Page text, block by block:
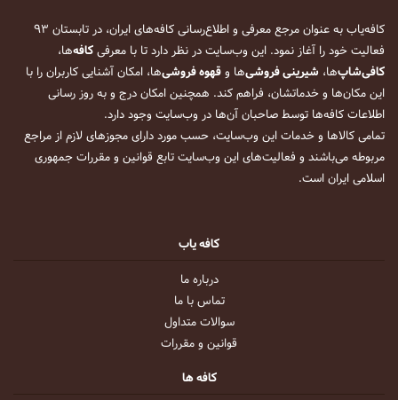
کافه‌یاب به عنوان مرجع معرفی و اطلاع‌رسانی کافه‌های ایران، در تابستان ۹۳
فعالیت خود را آغاز نمود. این وب‌سایت در نظر دارد تا با معرفیکافه‌ها،
کافی‌شاپ‌ها، شیرینی فروشی‌ها وقهوه فروشی‌ها، امکان آشنایی کاربران را با
این مکان‌ها و خدماتشان، فراهم کند. همچنین امکان درج و به روز رسانی
اطلاعات کافه‌ها توسط صاحبان آن‌ها در وب‌سایت وجود دارد.
تمامی کالاها و خدمات این وب‌سایت، حسب مورد دارای مجوزهای لازم از مراجع
مربوطه می‌باشند و فعالیت‌های این وب‌سایت تابع قوانین و مقررات جمهوری
اسلامی ایران است.
کافه یاب
درباره ما
تماس با ما
سوالات متداول
قوانین و مقررات
کافه ها